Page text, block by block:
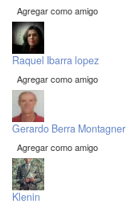
Agregar como amigo
Raquel Ibarra lopez
Agregar como amigo
Gerardo Berra Montagner
Agregar como amigo
Klenin